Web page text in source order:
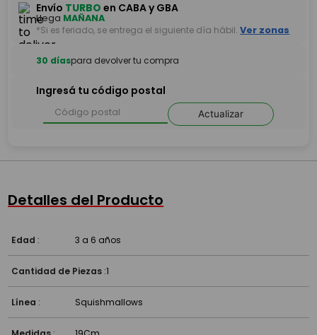
Envío TURBO en CABA y GBA
Llega MAÑANA
*Si es feriado, se entrega el siguiente día hábil. Ver zonas
30 díaspara devolver tu compra
Ingresá tu código postal
Actualizar
Detalles del Producto
Edad : 3 a 6 años
Cantidad de Piezas :1
Línea : Squishmallows